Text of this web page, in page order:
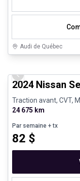
Audi de Québec
Véhicules d'occasion
Previous slide
2024 Nissan
Traction avant, CVT,
24 675 km
Par semaine + tx
82 $